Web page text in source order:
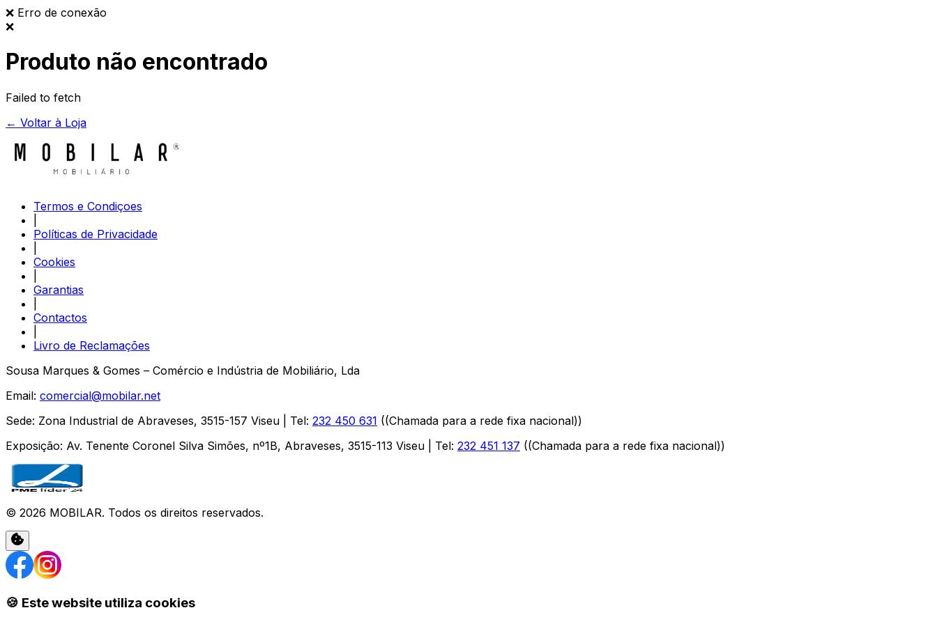
❌ Erro de conexão
❌
Produto não encontrado
Failed to fetch
← Voltar à Loja
Termos e Condiçoes
Políticas de Privacidade
Cookies
Garantias
Contactos
Livro de Reclamações
Sousa Marques & Gomes – Comércio e Indústria de Mobiliário, Lda
Email: comercial@mobilar.net
Sede: Zona Industrial de Abraveses, 3515-157 Viseu | Tel: 232 450 631 ((Chamada para a rede fixa nacional))
Exposição: Av. Tenente Coronel Silva Simões, nº1B, Abraveses, 3515-113 Viseu | Tel: 232 451 137 ((Chamada para a rede fixa nacional))
© 2026 MOBILAR. Todos os direitos reservados.
🍪 Este website utiliza cookies